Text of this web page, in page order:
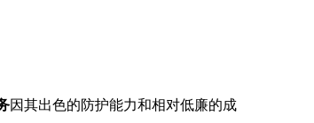
因其出色的防护能力和相对低廉的成